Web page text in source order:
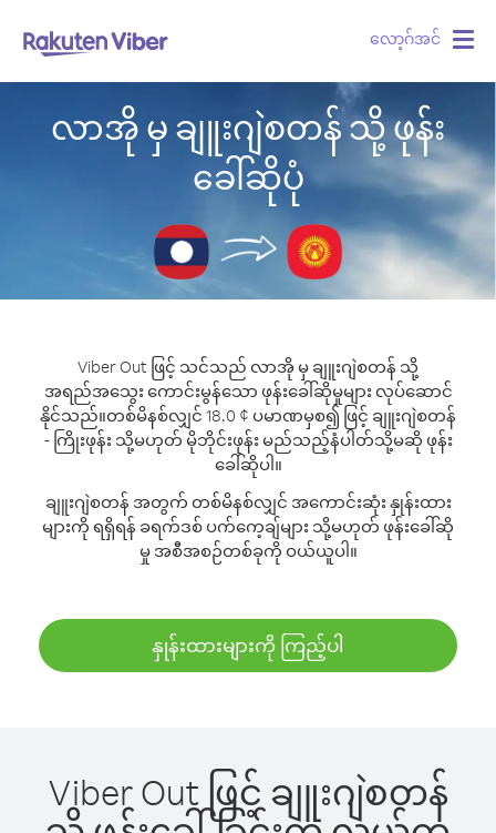
လော့ဂ်အင်
လာအို မှ ချူးဂျဲစတန် သို့ ဖုန်း
ခေါ်ဆိုပုံ
Viber Out ဖြင့် သင်သည် လာအို မှ ချူးဂျဲစတန် သို့
အရည်အသွေး ကောင်းမွန်သော ဖုန်းခေါ်ဆိုမှုများ လုပ်ဆောင်
နိုင်သည်။တစ်မိနစ်လျှင် 18.0 ¢ ပမာဏမှစ၍ ဖြင့် ချူးဂျဲစတန်
- ကြိုးဖုန်း သို့မဟုတ် မိုဘိုင်းဖုန်း မည်သည့်နံပါတ်သို့မဆို ဖုန်း
ခေါ်ဆိုပါ။
ချူးဂျဲစတန် အတွက် တစ်မိနစ်လျှင် အကောင်းဆုံး နှုန်းထား
များကို ရရှိရန် ခရက်ဒစ် ပက်ကေ့ချ်များ သို့မဟုတ် ဖုန်းခေါ်ဆို
မှု အစီအစဉ်တစ်ခုကို ဝယ်ယူပါ။
နှုန်းထားများကို ကြည့်ပါ
Viber Out ဖြင့် ချူးဂျဲစတန်